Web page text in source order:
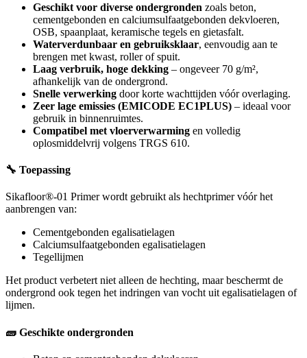
Geschikt voor diverse ondergronden zoals beton,
cementgebonden en calciumsulfaatgebonden dekvloeren,
OSB, spaanplaat, keramische tegels en gietasfalt.
Waterverdunbaar en gebruiksklaar, eenvoudig aan te
brengen met kwast, roller of spuit.
Laag verbruik, hoge dekking – ongeveer 70 g/m²,
afhankelijk van de ondergrond.
Snelle verwerking door korte wachttijden vóór overlaging.
Zeer lage emissies (EMICODE EC1PLUS) – ideaal voor
gebruik in binnenruimtes.
Compatibel met vloerverwarming en volledig
oplosmiddelvrij volgens TRGS 610.
🔧 Toepassing
Sikafloor®-01 Primer wordt gebruikt als hechtprimer vóór het
aanbrengen van:
Cementgebonden egalisatielagen
Calciumsulfaatgebonden egalisatielagen
Tegellijmen
Het product verbetert niet alleen de hechting, maar beschermt de
ondergrond ook tegen het indringen van vocht uit egalisatielagen of
lijmen.
🧱 Geschikte ondergronden